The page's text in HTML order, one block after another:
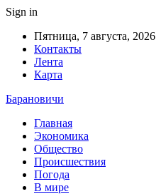
Sign in
Пятница, 7 августа, 2026
Контакты
Лента
Карта
Барановичи
Главная
Экономика
Общество
Происшествия
Погода
В мире